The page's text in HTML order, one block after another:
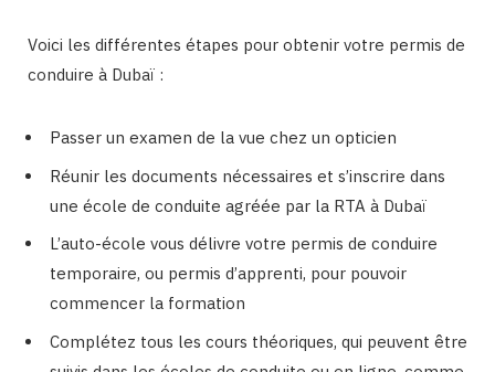
Voici les différentes étapes pour obtenir votre permis de
conduire à Dubaï :
Passer un examen de la vue chez un opticien
Réunir les documents nécessaires et s’inscrire dans
une école de conduite agréée par la RTA à Dubaï
L’auto-école vous délivre votre permis de conduire
temporaire, ou permis d’apprenti, pour pouvoir
commencer la formation
Complétez tous les cours théoriques, qui peuvent être